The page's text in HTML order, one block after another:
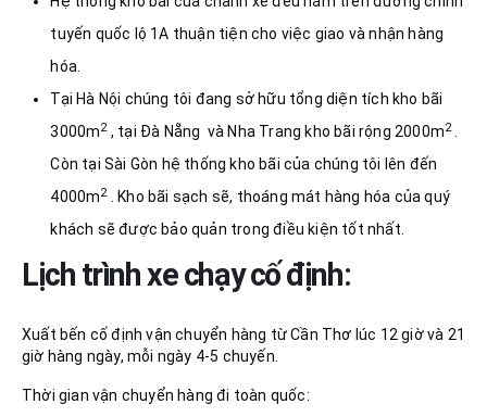
tuyến quốc lộ 1A thuận tiện cho việc giao và nhận hàng
hóa.
Tại Hà Nội chúng tôi đang sở hữu tổng diện tích kho bãi
3000m2 , tại Đà Nẵng và Nha Trang kho bãi rộng 2000m2.
Còn tại Sài Gòn hệ thống kho bãi của chúng tôi lên đến
4000m2. Kho bãi sạch sẽ, thoáng mát hàng hóa của quý
khách sẽ được bảo quản trong điều kiện tốt nhất.
Lịch trình xe chạy cố định:
Xuất bến cố định vận chuyển hàng từ Cần Thơ lúc 12 giờ và 21
giờ hàng ngày, mỗi ngày 4-5 chuyến.
Thời gian vận chuyển hàng đi toàn quốc: